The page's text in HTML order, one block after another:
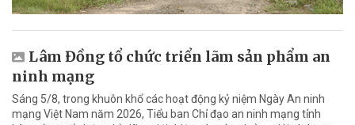
Lâm Đồng tổ chức triển lãm sản phẩm an
ninh mạng
Sáng 5/8, trong khuôn khổ các hoạt động kỷ niệm Ngày An ninh
mạng Việt Nam năm 2026, Tiểu ban Chỉ đạo an ninh mạng tỉnh